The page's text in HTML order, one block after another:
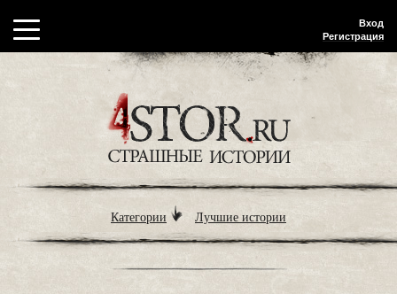
Вход
Регистрация
Категории Лучшие истории